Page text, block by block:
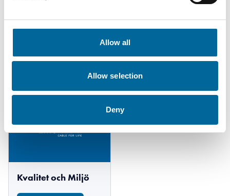
Allow all
Allow selection
Deny
Kvalitet och Miljö